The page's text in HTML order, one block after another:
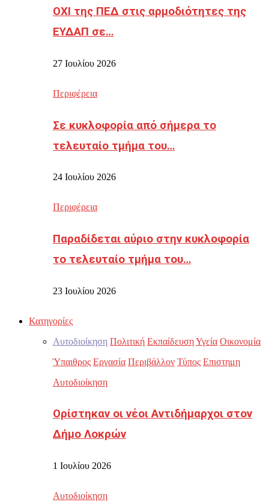
ΟΧΙ της ΠΕΔ στις αρμοδιότητες της
ΕΥΔΑΠ σε…
27 Ιουλίου 2026
Περιφέρεια
Σε κυκλοφορία από σήμερα το
τελευταίο τμήμα του…
24 Ιουλίου 2026
Περιφέρεια
Παραδίδεται αύριο στην κυκλοφορία
το τελευταίο τμήμα του…
23 Ιουλίου 2026
Κατηγορίες
Αυτοδιοίκηση Πολιτική ΕκπαίδευσηΥγεία Οικονομία
Ύπαιθρος Εργασία Περιβάλλον Τύπος Επιστημη
Αυτοδιοίκηση
Ορίστηκαν οι νέοι Αντιδήμαρχοι στον
Δήμο Λοκρών
1 Ιουλίου 2026
Αυτοδιοίκηση